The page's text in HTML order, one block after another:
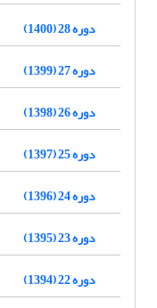
دوره 28 (1400)
دوره 27 (1399)
دوره 26 (1398)
دوره 25 (1397)
دوره 24 (1396)
دوره 23 (1395)
دوره 22 (1394)